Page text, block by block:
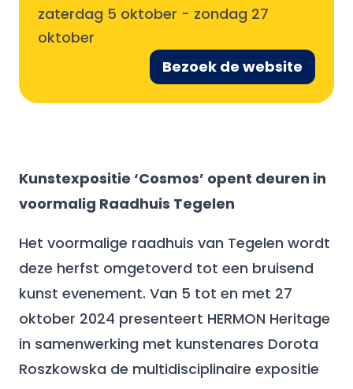
zaterdag 5 oktober - zondag 27
oktober
Bezoek de website
Kunstexpositie ‘Cosmos’ opent deuren in
voormalig Raadhuis Tegelen
Het voormalige raadhuis van Tegelen wordt
deze herfst omgetoverd tot een bruisend
kunst evenement. Van 5 tot en met 27
oktober 2024 presenteert HERMON Heritage
in samenwerking met kunstenares Dorota
Roszkowska de multidisciplinaire expositie